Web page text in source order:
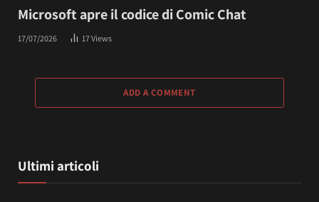
Microsoft apre il codice di Comic Chat
17/07/2026 17Views
ADD A COMMENT
Ultimi articoli